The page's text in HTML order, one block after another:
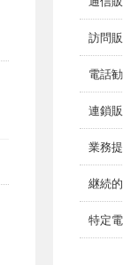
訪問
電話
連鎖
業務
継続
特定